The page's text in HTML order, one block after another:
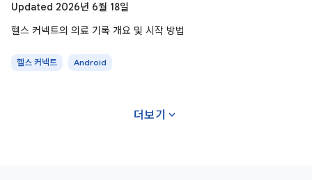
Updated 2026년 6월 18일
헬스 커넥트의 의료 기록 개요 및 시작 방법
헬스 커넥트 Android
더보기 expand_more